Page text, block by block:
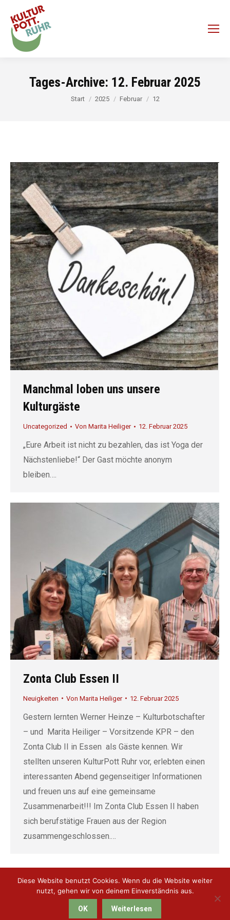
Tages-Archive: 12. Februar 2025
Sie befinden sich hier:
Start 2025 Februar 12
Manchmal loben uns unsere
Kulturgäste
Uncategorized Von Marita Heiliger 12. Februar 2025
„Eure Arbeit ist nicht zu bezahlen, das ist Yoga der
Nächstenliebe!“ Der Gast möchte anonym
bleiben….
Zonta Club Essen II
Neuigkeiten Von Marita Heiliger 12. Februar 2025
Gestern lernten Werner Heinze – Kulturbotschafter
– und Marita Heiliger – Vorsitzende KPR – den
Zonta Club II in Essen als Gäste kennen. Wir
stellten unseren KulturPott Ruhr vor, erlebten einen
interessanten Abend gegenseitiger Informationen
und freuen uns auf eine gemeinsame
Zusammenarbeit!!! Im Zonta Club Essen II haben
sich berufstätige Frauen aus der Region
zusammengeschlossen.…
KulturPott Ruhr e.V. 2018 | All Rights Reserved | mit ♥ erstellt von
Ideenkarussell| Impressum&Datenschutz
Diese Website benutzt Cookies. Wenn du die Website weiter
nutzt, gehen wir von deinem Einverständnis aus.
OK Weiterlesen